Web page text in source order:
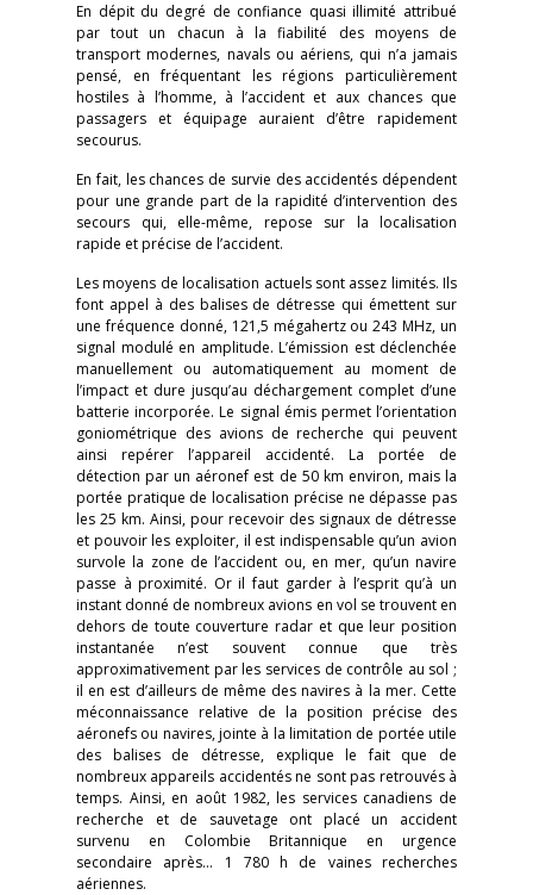
En dépit du degré de confiance quasi illimité attribué
par tout un chacun à la fiabilité des moyens de
transport modernes, navals ou aériens, qui n’a jamais
pensé, en fréquentant les régions particulièrement
hostiles à l’homme, à l’accident et aux chances que
passagers et équipage auraient d’être rapidement
secourus.
En fait, les chances de survie des accidentés dépendent
pour une grande part de la rapidité d’intervention des
secours qui, elle-même, repose sur la localisation
rapide et précise de l’accident.
Les moyens de localisation actuels sont assez limités. Ils
font appel à des balises de détresse qui émettent sur
une fréquence donné, 121,5 mégahertz ou 243 MHz, un
signal modulé en amplitude. L’émission est déclenchée
manuellement ou automatiquement au moment de
l’impact et dure jusqu’au déchargement complet d’une
batterie incorporée. Le signal émis permet l’orientation
goniométrique des avions de recherche qui peuvent
ainsi repérer l’appareil accidenté. La portée de
détection par un aéronef est de 50 km environ, mais la
portée pratique de localisation précise ne dépasse pas
les 25 km. Ainsi, pour recevoir des signaux de détresse
et pouvoir les exploiter, il est indispensable qu’un avion
survole la zone de l’accident ou, en mer, qu’un navire
passe à proximité. Or il faut garder à l’esprit qu’à un
instant donné de nombreux avions en vol se trouvent en
dehors de toute couverture radar et que leur position
instantanée n’est souvent connue que très
approximativement par les services de contrôle au sol ;
il en est d’ailleurs de même des navires à la mer. Cette
méconnaissance relative de la position précise des
aéronefs ou navires, jointe à la limitation de portée utile
des balises de détresse, explique le fait que de
nombreux appareils accidentés ne sont pas retrouvés à
temps. Ainsi, en août 1982, les services canadiens de
recherche et de sauvetage ont placé un accident
survenu en Colombie Britannique en urgence
secondaire après… 1 780 h de vaines recherches
aériennes.